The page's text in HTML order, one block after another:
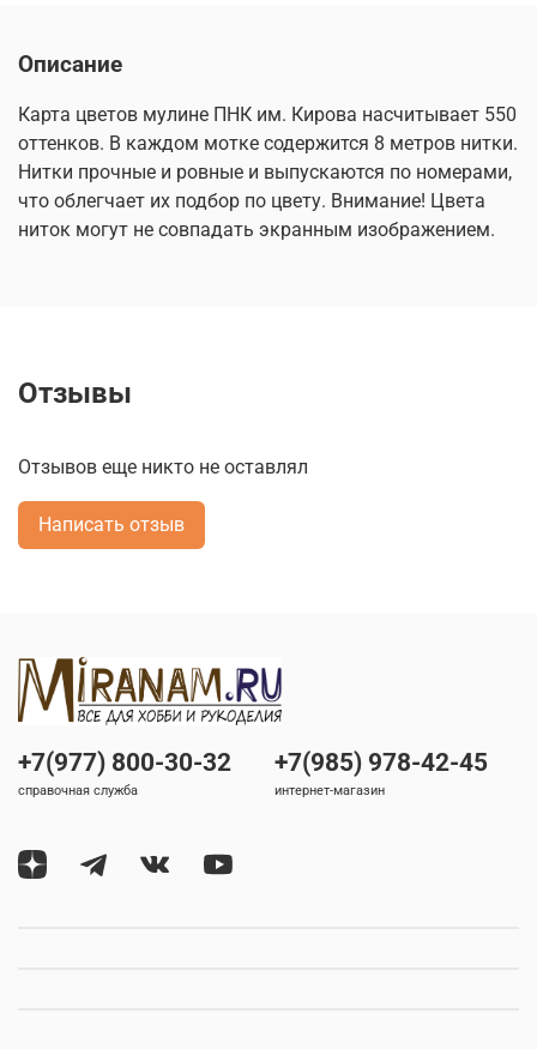
Описание
Карта цветов мулине ПНК им. Кирова насчитывает 550
оттенков. В каждом мотке содержится 8 метров нитки.
Нитки прочные и ровные и выпускаются по номерами,
что облегчает их подбор по цвету. Внимание! Цвета
ниток могут не совпадать экранным изображением.
Отзывы
Отзывов еще никто не оставлял
Написать отзыв
+7(977) 800-30-32
справочная служба
+7(985) 978-42-45
интернет-магазин